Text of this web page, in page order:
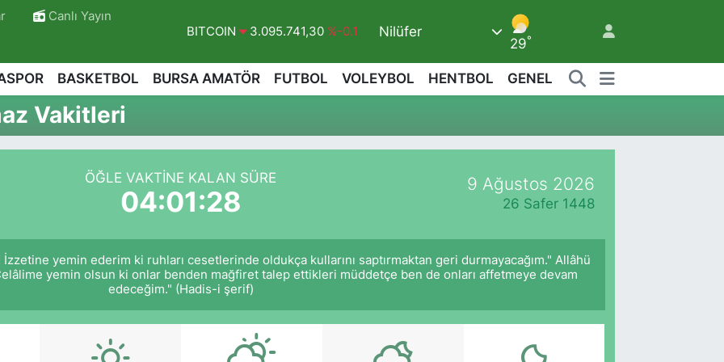
Canlı Yayın
BITCOIN 3.095.741,30 %-0.15
DOLAR
47,7436 %0.18
GRAM ALTIN
6660.55 %0
BİST100
Nilüfer
29°
BASKETBOL BURSA AMATÖR FUTBOL VOLEYBOL HENTBOL GENEL
Vakitleri
ÖĞLE VAKTINE KALAN SÜRE
04:01:27
9 Ağustos 2026
26 Safer 1448
yemin ederim ki ruhları cesetlerinde oldukça kullarını saptırmaktan geri durmayacağım." Allâhü
yemin olsun ki onlar benden mağfiret talep ettikleri müddetçe ben de onları affetmeye devam
edeceğim." (Hadis-i şerif)